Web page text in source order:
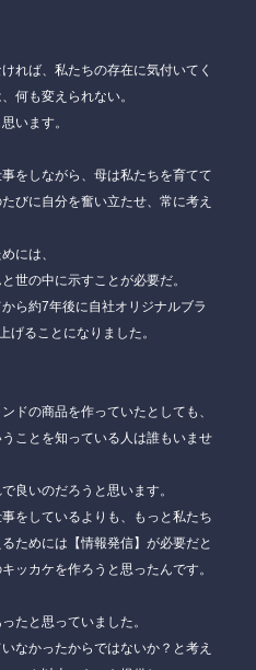
れば、私たちの存在に気付いてく
何も変えられない。
います。
をしながら、母は私たちを育てて
びに自分を奮い立たせ、常に考え
には、
世の中に示すことが必要だ。
ら約7年後に自社オリジナルブラ
げることになりました。
ドの商品を作っていたとしても、
ことを知っている人は誰もいませ
良いのだろうと思います。
をしているよりも、もっと私たち
ためには【情報発信】が必要だと
ッカケを作ろうと思ったんです。
たと思っていました。
なかったからではないか？と考え